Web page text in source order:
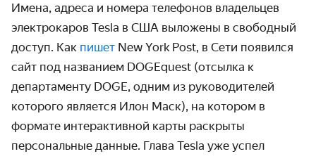
Имена, адреса и номера телефонов владельцев
электрокаров Tesla в США выложены в свободный
доступ. Как пишет New York Post, в Сети появился
сайт под названием DOGEquest (отсылка к
департаменту DOGE, одним из руководителей
которого является Илон Маск), на котором в
формате интерактивной карты раскрыты
персональные данные. Глава Tesla уже успел